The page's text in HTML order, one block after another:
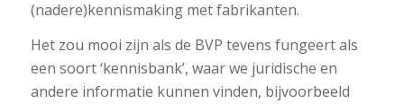
(nadere)kennismaking met fabrikanten.
Het zou mooi zijn als de BVP tevens fungeert als
een soort ‘kennisbank’, waar we juridische en
andere informatie kunnen vinden, bijvoorbeeld